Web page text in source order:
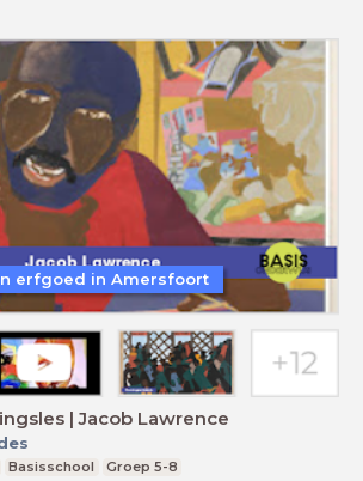
| Jacob Lawrence
Basisschool Groep 5-8
erfgoed in Amersfoort